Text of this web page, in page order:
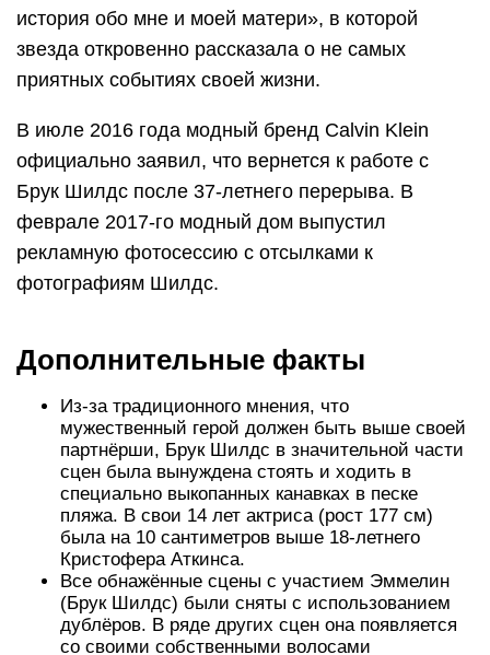
история обо мне и моей матери», в которой
звезда откровенно рассказала о не самых
приятных событиях своей жизни.
В июле 2016 года модный бренд Calvin Klein
официально заявил, что вернется к работе с
Брук Шилдс после 37-летнего перерыва. В
феврале 2017-го модный дом выпустил
рекламную фотосессию с отсылками к
фотографиям Шилдс.
Дополнительные факты
Из-за традиционного мнения, что
мужественный герой должен быть выше своей
партнёрши, Брук Шилдс в значительной части
сцен была вынуждена стоять и ходить в
специально выкопанных канавках в песке
пляжа. В свои 14 лет актриса (рост 177 см)
была на 10 сантиметров выше 18-летнего
Кристофера Аткинса.
Все обнажённые сцены с участием Эммелин
(Брук Шилдс) были сняты с использованием
дублёров. В ряде других сцен она появляется
со своими собственными волосами